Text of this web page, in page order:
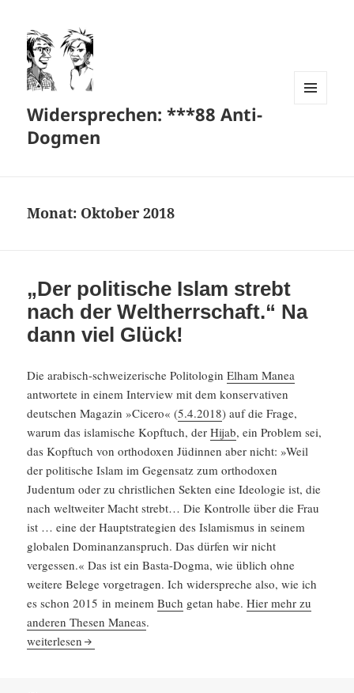
Widersprechen: ***88 Anti-
Dogmen
Monat: Oktober 2018
„Der politische Islam strebt
nach der Weltherrschaft.“ Na
dann viel Glück!
Die arabisch-schwei­ze­ri­sche Polito­loginElham Manea
antwor­tete in einem Inter­view mit dem konser­va­tiven
deutschen Magazin »Cicero« (5.4.2018) auf die Frage,
warum das islami­sche Kopftuch, derHijab, ein Problem sei,
das Kopftuch von ortho­doxen Jüdinnen aber nicht: »Weil
der politi­sche Islam im Gegen­satz zum ortho­doxen
Judentum oder zu christ­li­chen Sekten eine Ideologie ist, die
nach weltweiter Macht strebt… Die Kontrolle über die Frau
ist … eine der Haupt­stra­te­gien des Islamismus in seinem
globalen Dominanz­an­spruch. Das dürfen wir nicht
vergessen.« Das ist ein Basta-Dogma, wie üblich ohne
weitere Belege vorge­tragen. Ich wider­spreche also, wie ich
es schon 2015 in meinemBuch getan habe.Hier mehr zu
anderen Thesen Maneas.
„Der politi­sche Islam strebt nach der Weltherr­schaft.“ Na dann
weiter­lesen